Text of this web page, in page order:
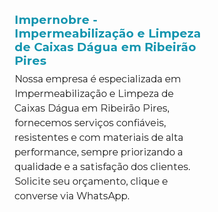
Impernobre -
Impermeabilização e Limpeza
de Caixas Dágua em Ribeirão
Pires
Nossa empresa é especializada em
Impermeabilização e Limpeza de
Caixas Dágua em Ribeirão Pires,
fornecemos serviços confiáveis,
resistentes e com materiais de alta
performance, sempre priorizando a
qualidade e a satisfação dos clientes.
Solicite seu orçamento, clique e
converse via WhatsApp.